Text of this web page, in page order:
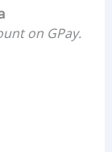
on GPay.